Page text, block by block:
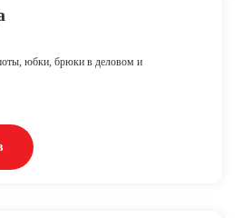
юбки, брюки в деловом и